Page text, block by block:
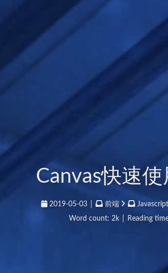
Canvas快速
2019-05-03 前端
Javascript
Word count: 2k Reading